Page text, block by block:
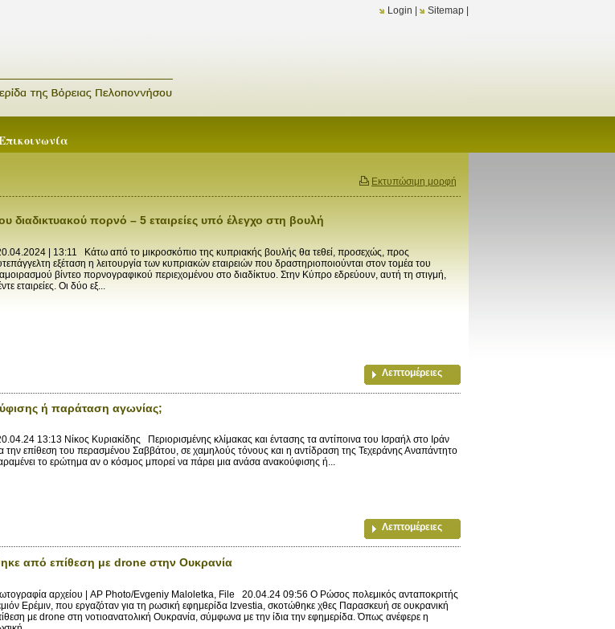
Login Sitemap
Εκτυπώσιμη μορφή
πορνό – 5 εταιρείες υπό έλεγχο στη βουλή
| 13:11 Κάτω από το μικροσκόπιο της κυπριακής βουλής θα τεθεί, προσεχώς, προς
εξέταση η λειτουργία των κυπριακών εταιρειών που δραστηριοποιούνται στον τομέα του
βίντεο πορνογραφικού περιεχομένου στο διαδίκτυο. Στην Κύπρο εδρεύουν, αυτή τη στιγμή,
εταιρείες. Οι δύο εξ...
Λεπτομέρειες
ή παράταση αγωνίας;
13:13 Νίκος Κυριακίδης Περιορισμένης κλίμακας και έντασης τα αντίποινα του Ισραήλ στο Ιράν
την επίθεση του περασμένου Σαββάτου, σε χαμηλούς τόνους και η αντίδραση της Τεχεράνης Αναπάντητο
το ερώτημα αν ο κόσμος μπορεί να πάρει μια ανάσα ανακούφισης ή...
Λεπτομέρειες
από επίθεση με drone στην Ουκρανία
αρχείου | AP Photo/Evgeniy Maloletka, File 20.04.24 09:56 Ο Ρώσος πολεμικός ανταποκριτής
Ερέμιν, που εργαζόταν για τη ρωσική εφημερίδα Izvestia, σκοτώθηκε χθες Παρασκευή σε ουκρανική
με drone στη νοτιοανατολική Ουκρανία, σύμφωνα με την ίδια την εφημερίδα. Όπως ανέφερε η